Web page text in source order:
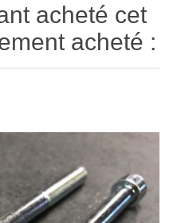
acheté cet
acheté :